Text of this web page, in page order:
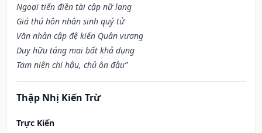
Ngoại tiến điền tài cập nữ lang
Giá thú hôn nhân sinh quý tử
Văn nhân cập đệ kiến Quân vương
Duy hữu táng mai bất khả dụng
Tam niên chi hậu, chủ ôn đậu”
Thập Nhị Kiến Trừ
Trực Kiến